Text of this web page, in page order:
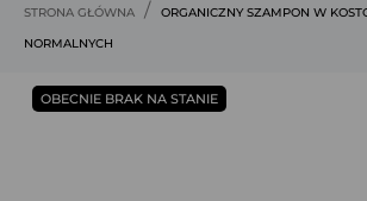
STRONA GŁÓWNA
ORGANICZNY SZAMPON W
NORMALNYCH
OBECNIE BRAK NA STANIE